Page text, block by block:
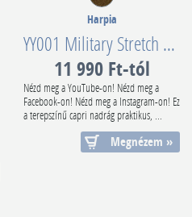
Harpia
YY001 Military Stretch Capri
11 990 Ft-tól
Nézd meg a YouTube-on! Nézd meg a
Facebook-on! Nézd meg a Instagram-on! Ez
a terepszínű capri nadrág praktikus, ...
Megnézem »